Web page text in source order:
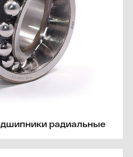
радиальные